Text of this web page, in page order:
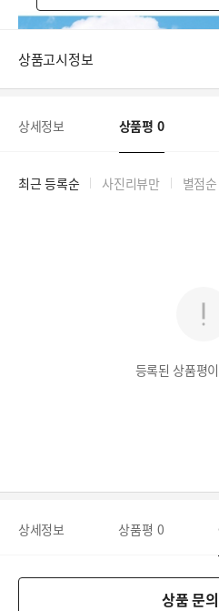
상품고시정보
상세정보 상품평 0
최근 등록순 사진리뷰만 별점순
등록된 상품평
상세정보 상품평 0
상품 문